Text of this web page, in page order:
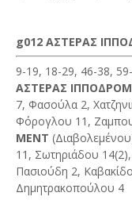
g012 ΑΣΤΕΡΑΣ
9-19, 18-29, 46-38,
ΑΣΤΕΡΑΣ
7, Φασούλα 2,
Φόρογλου 11,
ΜΕΝΤ
11, Σωτηριάδου
Πασιούδη 2,
Δημητρακοπούλου 4